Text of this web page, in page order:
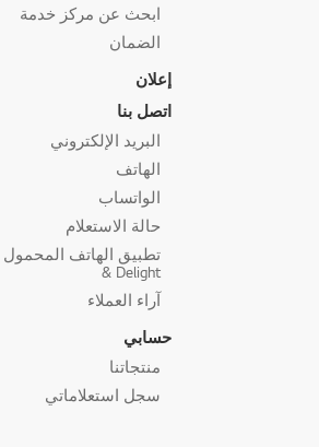
ابحث عن مركز خدمة
الضمان
إعلان
اتصل بنا
البريد الإلكتروني
الهاتف
الواتساب
حالة الاستعلام
& Delight
آراء العملاء
حسابي
منتجاتنا
سجل استعلاماتي